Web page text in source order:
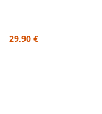
29,90 €